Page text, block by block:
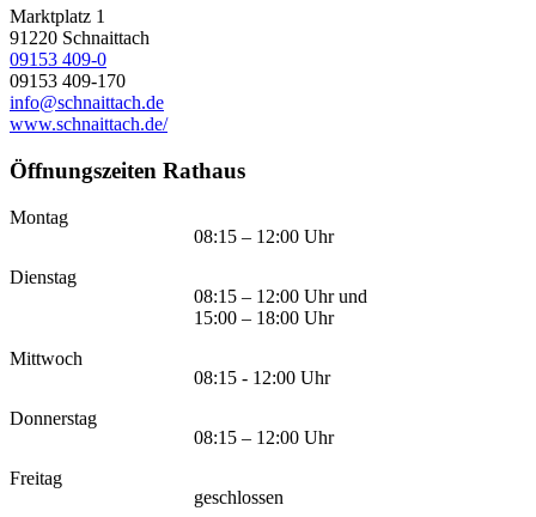
Marktplatz 1
91220 Schnaittach
09153 409-0
09153 409-170
info@schnaittach.de
www.schnaittach.de/
Öffnungszeiten Rathaus
Montag
08:15 – 12:00 Uhr
Dienstag
08:15 – 12:00 Uhr und
15:00 – 18:00 Uhr
Mittwoch
08:15 - 12:00 Uhr
Donnerstag
08:15 – 12:00 Uhr
Freitag
geschlossen